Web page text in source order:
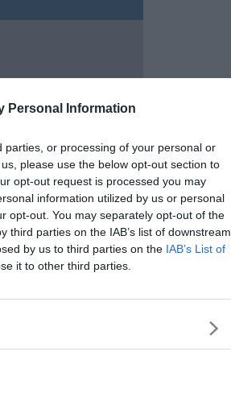
Personal Information
or processing of your personal or
please use the below opt-out section to
opt-out request is processed you may
information utilized by us or personal
opt-out. You may separately opt-out of the
parties on the IAB’s list of downstream
by us to third parties on the IAB’s List of
it to other third parties.